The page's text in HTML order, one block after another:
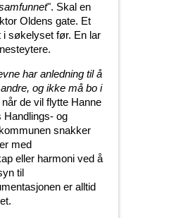
". Skal en
Oldens gate. Et
søkelyset før. En lar
har anledning til å
og ikke må bo i
de vil flytte Hanne
Handlings- og
snakker
med
eller harmoni ved å
til
er alltid